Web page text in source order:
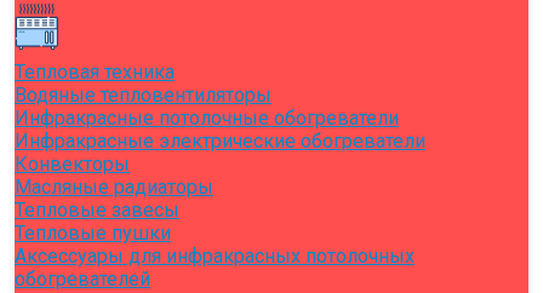
Тепловая техника
Водяные тепловентиляторы
Инфракрасные потолочные обогреватели
Инфракрасные электрические обогреватели
Конвекторы
Масляные радиаторы
Тепловые завесы
Тепловые пушки
Аксессуары для инфракрасных потолочных
обогревателей